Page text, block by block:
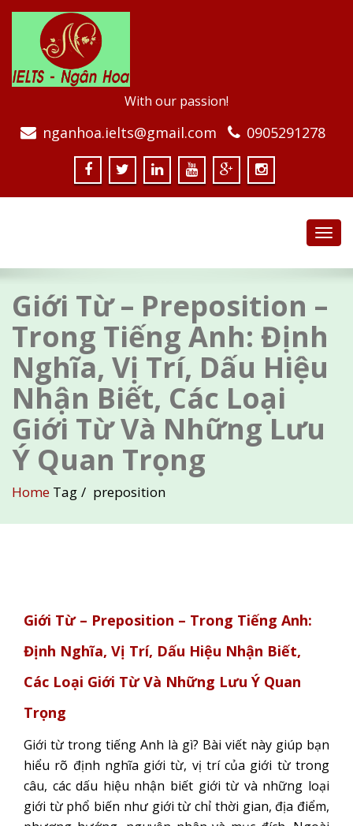
With our passion!
nganhoa.ielts@gmail.com 0905291278
Giới Từ – Preposition –
Trong Tiếng Anh: Định
Nghĩa, Vị Trí, Dấu Hiệu
Nhận Biết, Các Loại
Giới Từ Và Những Lưu
Ý Quan Trọng
Home Tag preposition
Giới Từ – Preposition – Trong Tiếng Anh:
Định Nghĩa, Vị Trí, Dấu Hiệu Nhận Biết,
Các Loại Giới Từ Và Những Lưu Ý Quan
Trọng
Giới từ trong tiếng Anh là gì? Bài viết này giúp bạn
hiểu rõ định nghĩa giới từ, vị trí của giới từ trong
câu, các dấu hiệu nhận biết giới từ và những loại
giới từ phổ biến như giới từ chỉ thời gian, địa điểm,